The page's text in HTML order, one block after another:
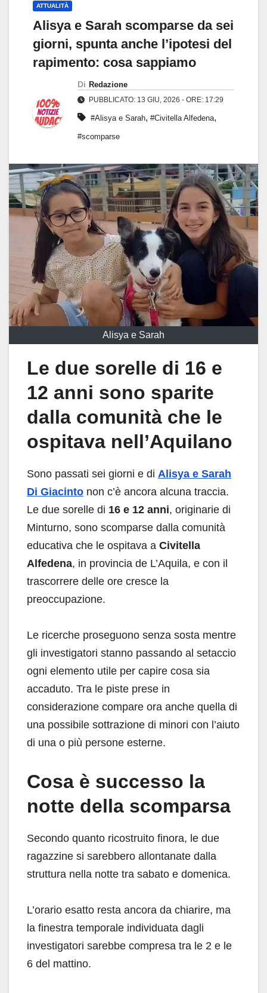
ATTUALITÀ
Alisya e Sarah scomparse da sei
giorni, spunta anche l’ipotesi del
rapimento: cosa sappiamo
Di Redazione
PUBBLICATO: 13 GIU, 2026 - ORE: 17:29
#Alisya e Sarah, #Civitella Alfedena,
#scomparse
Alisya e Sarah
Le due sorelle di 16 e
12 anni sono sparite
dalla comunità che le
ospitava nell’Aquilano
Sono passati sei giorni e di Alisya e Sarah
Di Giacinto non c’è ancora alcuna traccia.
Le due sorelle di 16 e 12 anni, originarie di
Minturno, sono scomparse dalla comunità
educativa che le ospitava a Civitella
Alfedena, in provincia de L’Aquila, e con il
trascorrere delle ore cresce la
preoccupazione.
Le ricerche proseguono senza sosta mentre
gli investigatori stanno passando al setaccio
ogni elemento utile per capire cosa sia
accaduto. Tra le piste prese in
considerazione compare ora anche quella di
una possibile sottrazione di minori con l’aiuto
di una o più persone esterne.
Cosa è successo la
notte della scomparsa
Secondo quanto ricostruito finora, le due
ragazzine si sarebbero allontanate dalla
struttura nella notte tra sabato e domenica.
L’orario esatto resta ancora da chiarire, ma
la finestra temporale individuata dagli
investigatori sarebbe compresa tra le 2 e le
6 del mattino.